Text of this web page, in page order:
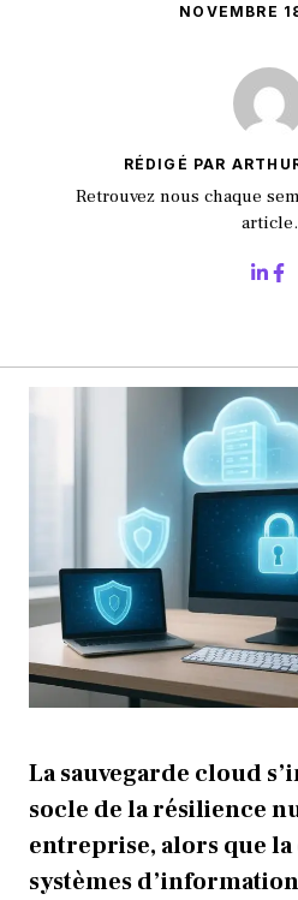
NOVEMBRE
RÉDIGÉ PAR
Retrouvez nous chaque
article.
La sauvegarde cloud
socle de la résilience
entreprise, alors que
systèmes